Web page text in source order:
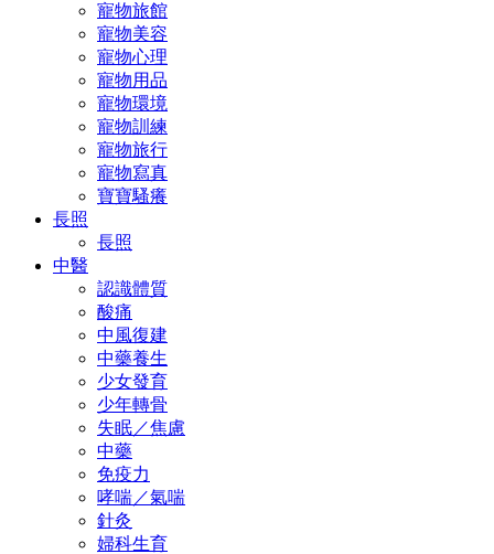
寵物旅館
寵物美容
寵物心理
寵物用品
寵物環境
寵物訓練
寵物旅行
寵物寫真
寶寶騷癢
長照
長照
中醫
認識體質
酸痛
中風復建
中藥養生
少女發育
少年轉骨
失眠／焦慮
中藥
免疫力
哮喘／氣喘
針灸
婦科生育